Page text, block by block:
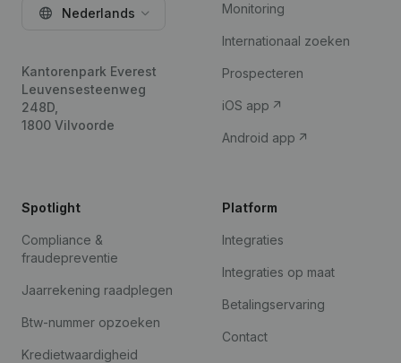
Nederlands
Kantorenpark Everest
Leuvensesteenweg
248D,
1800 Vilvoorde
Monitoring
Internationaal zoeken
Prospecteren
iOS app
Android app
Spotlight
Compliance &
fraudepreventie
Jaarrekening raadplegen
Btw-nummer opzoeken
Kredietwaardigheid
Platform
Integraties
Integraties op maat
Betalingservaring
Contact